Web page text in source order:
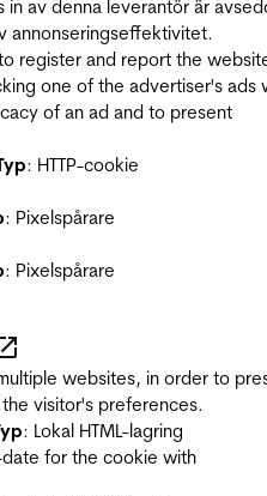
in av denna leverantör är
annonseringseffektivitet.
register and report the
one of the advertiser's ads
of an ad and to present
: HTTP-cookie
: Pixelspårare
: Pixelspårare
websites, in order to
visitor's preferences.
: Lokal HTML-lagring
for the cookie with